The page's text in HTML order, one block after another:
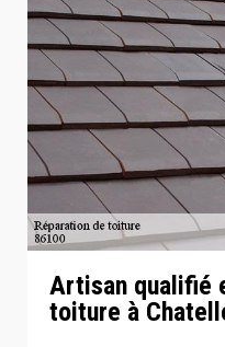
Artisan qualifié
toiture à